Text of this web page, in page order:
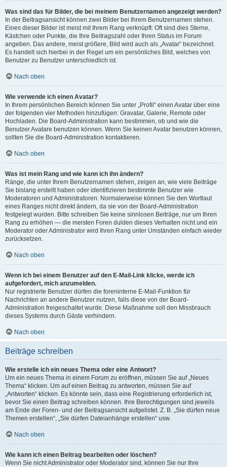
Was sind das für Bilder, die bei meinem Benutzernamen angezeigt werden?
In der Beitragsansicht können zwei Bilder bei Ihrem Benutzernamen stehen.
Eines dieser Bilder ist meist mit Ihrem Rang verknüpft: Oft sind dies Sterne,
Kästchen oder Punkte, die Ihre Beitragszahl oder Ihren Status im Forum
angeben. Das andere, meist größere, Bild wird auch als „Avatar“ bezeichnet.
Es handelt sich hierbei in der Regel um ein persönliches Bild, welches von
Benutzer zu Benutzer unterschiedlich ist.
Nach oben
Wie verwende ich einen Avatar?
In Ihrem persönlichen Bereich können Sie unter „Profil“ einen Avatar über eine
der folgenden vier Methoden hinzufügen: Gravatar, Galerie, Remote oder
Hochladen. Die Board-Administration kann bestimmen, ob und wie die
Benutzer Avatare benutzen können. Wenn Sie keinen Avatar benutzen können,
sollten Sie die Board-Administration kontaktieren.
Nach oben
Was ist mein Rang und wie kann ich ihn ändern?
Ränge, die unter Ihrem Benutzernamen stehen, zeigen an, wie viele Beiträge
Sie bislang erstellt haben oder identifizieren bestimmte Benutzer wie
Moderatoren und Administratoren. Normalerweise können Sie den Wortlaut
eines Ranges nicht direkt ändern, da sie von der Board-Administration
festgelegt wurden. Bitte schreiben Sie keine sinnlosen Beiträge, nur um Ihren
Rang zu erhöhen — die meisten Foren dulden dieses Verhalten nicht und ein
Moderator oder Administrator wird Ihren Rang unter Umständen einfach wieder
zurücksetzen.
Nach oben
Wenn ich bei einem Benutzer auf den E-Mail-Link klicke, werde ich
aufgefordert, mich anzumelden.
Nur registrierte Benutzer dürfen die foreninterne E-Mail-Funktion für
Nachrichten an andere Benutzer nutzen, falls diese von der Board-
Administration freigeschaltet wurde. Diese Maßnahme soll den Missbrauch
dieses Systems durch Gäste verhindern.
Nach oben
Beiträge schreiben
Wie erstelle ich ein neues Thema oder eine Antwort?
Um ein neues Thema in einem Forum zu eröffnen, müssen Sie auf „Neues
Thema“ klicken. Um auf einen Beitrag zu antworten, müssen Sie auf
„Antworten“ klicken. Es könnte sein, dass eine Registrierung erforderlich ist,
bevor Sie einen Beitrag schreiben können. Ihre Berechtigungen sind jeweils
am Ende der Foren- und der Beitragsansicht aufgelistet. Z. B. „Sie dürfen neue
Themen erstellen“, „Sie dürfen Dateianhänge erstellen“ usw.
Nach oben
Wie kann ich einen Beitrag bearbeiten oder löschen?
Wenn Sie nicht Administrator oder Moderator sind, können Sie nur Ihre